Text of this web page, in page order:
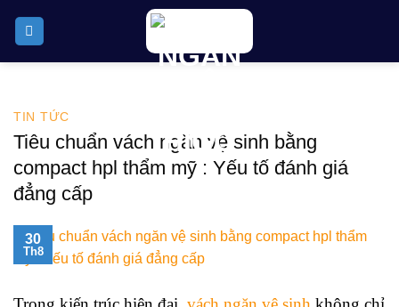
TIN TỨC
Tiêu chuẩn vách ngăn vệ sinh bằng
compact hpl thẩm mỹ : Yếu tố đánh giá
đẳng cấp
30
Th8